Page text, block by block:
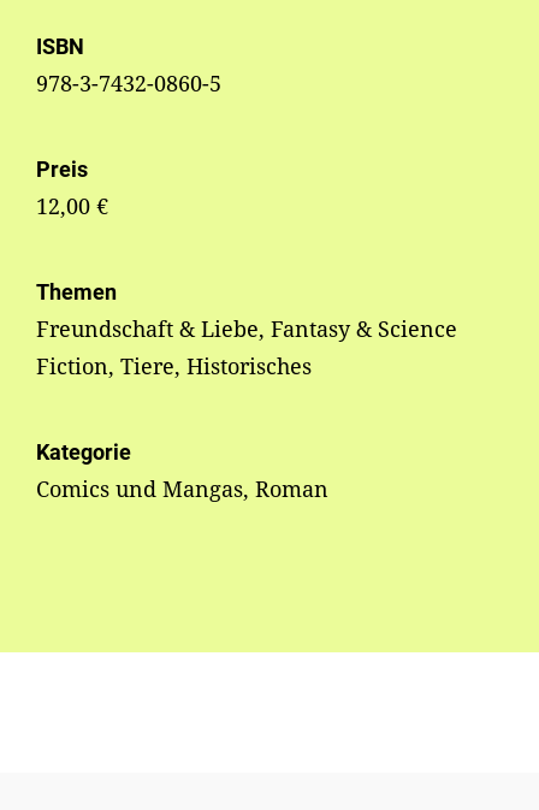
ISBN
978-3-7432-0860-5
Preis
12,00 €
Themen
Freundschaft & Liebe, Fantasy & Science
Fiction, Tiere, Historisches
Kategorie
Comics und Mangas, Roman